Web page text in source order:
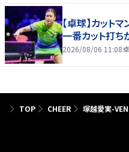
【卓球】カット
一番カット打
2026/08/06 11:08
TOP CHEER 塚越愛実-